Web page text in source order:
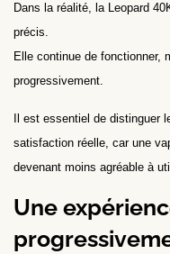
Dans la réalité, la Leopard
précis.
Elle continue de fonctionner,
progressivement.
Il est essentiel de distinguer
satisfaction réelle, car une
devenant moins agréable à
Une